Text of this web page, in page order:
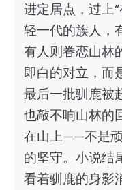
进定居点，过上
轻一代的族人，
有人则眷恋山林
即白的对立，而
最后一批驯鹿被
也敲不响山林的
在山上——不是
的坚守。小说结
看着驯鹿的身影